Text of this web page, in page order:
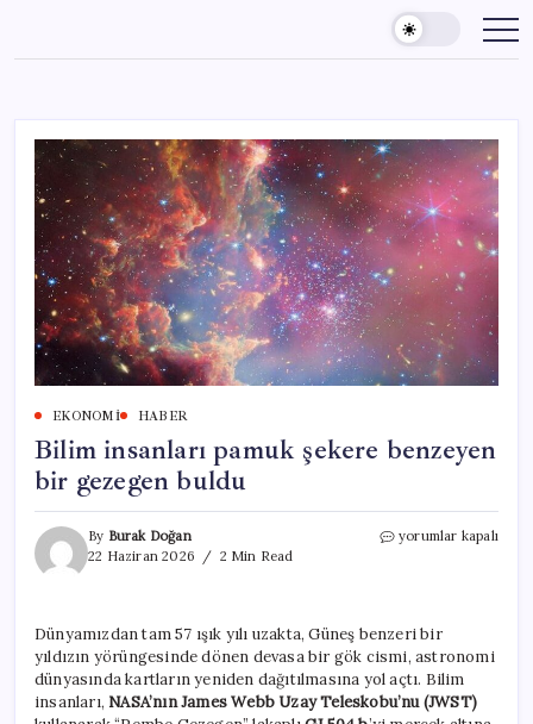
content
EKONOMI HABER
Bilim insanları pamuk şekere benzeyen
bir gezegen buldu
By Burak Doğan
22 Haziran 2026
2 Min Read
Bilim
bir
gezegen
buldu
için
yorumlar kapalı
Dünyamızdan tam 57 ışık yılı uzakta, Güneş benzeri bir
yıldızın yörüngesinde dönen devasa bir gök cismi, astronomi
dünyasında kartların yeniden dağıtılmasına yol açtı. Bilim
insanları, NASA’nın James Webb Uzay Teleskobu’nu (JWST)